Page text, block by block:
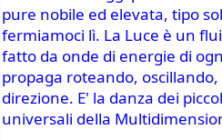
pure nobile ed elevata, tipo
fermiamoci lì. La Luce è un
fatto da onde di energie di
propaga roteando,
direzione. E' la danza dei
universali della